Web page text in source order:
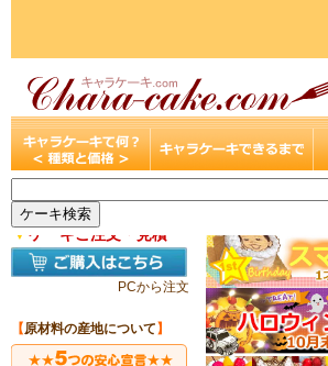
▼ケーキご注文・見積
PCから注文
【原材料の産地について 】